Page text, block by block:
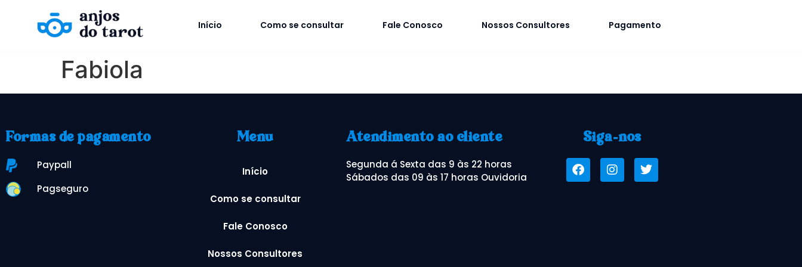
Início Como se consultar Fale Conosco Nossos Consultores Pagamento
Fabiola
Formas de pagamento
Paypall
Pagseguro
Menu
Início
Como se consultar
Fale Conosco
Nossos Consultores
Atendimento ao cliente
Segunda á Sexta das 9 às 22 horas
Sábados das 09 às 17 horas Ouvidoria
Siga-nos